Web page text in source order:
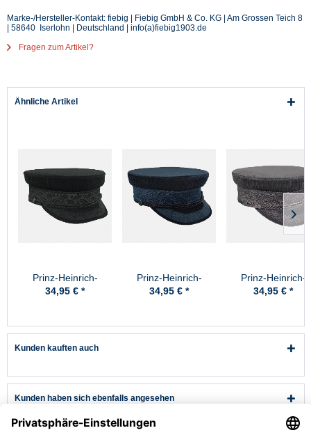
Marke-/Hersteller-Kontakt: fiebig | Fiebig GmbH & Co. KG | Am Grossen Teich 8
| 58640 Iserlohn | Deutschland | info(a)fiebig1903.de
Fragen zum Artikel?
Ähnliche Artikel
Prinz-Heinrich-
Mütze, Cord -
34,95 € *
Prinz-Heinrich-
Mütze, Cord - Marine
34,95 € *
Prinz-Heinrich-
Mütze, Cord -
34,95 € *
Kunden kauften auch
Kunden haben sich ebenfalls angesehen